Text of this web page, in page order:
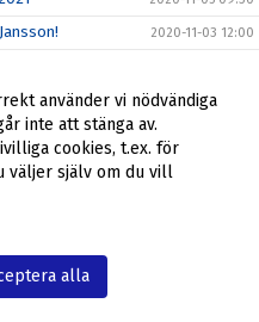
2020-11-03 12:00
2020-10-02 14:02
2020-09-29 16:09
2020-09-25 12:04
använder vi nödvändiga
inte att stänga av.
cookies, t.ex. för
väljer själv om du vill
alla